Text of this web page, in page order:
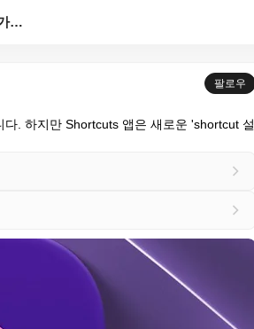
iOS 27, Apple의 단축어 앱을 제가 항상 원했...
팔로우
. 하지만 Shortcuts 앱은 새로운 'shortcut 설